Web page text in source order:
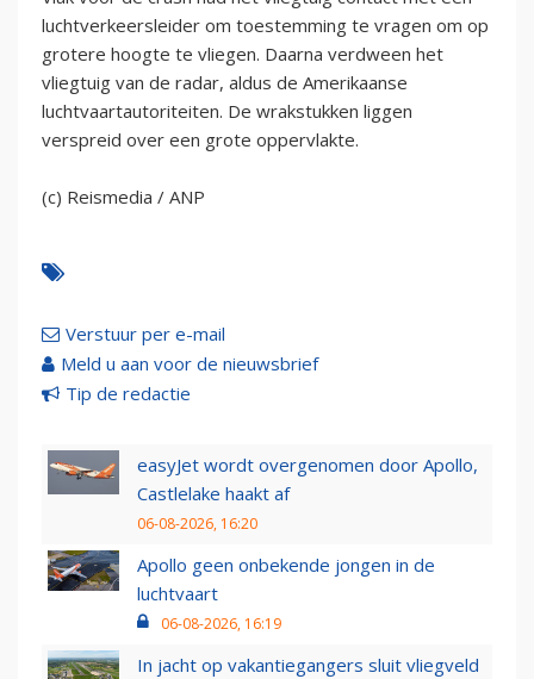
luchtverkeersleider om toestemming te vragen om op
grotere hoogte te vliegen. Daarna verdween het
vliegtuig van de radar, aldus de Amerikaanse
luchtvaartautoriteiten. De wrakstukken liggen
verspreid over een grote oppervlakte.
(c) Reismedia / ANP
Verstuur per e-mail
Meld u aan voor de nieuwsbrief
Tip de redactie
easyJet wordt overgenomen door Apollo,
Castlelake haakt af
06-08-2026, 16:20
Apollo geen onbekende jongen in de
luchtvaart
06-08-2026, 16:19
In jacht op vakantiegangers sluit vliegveld